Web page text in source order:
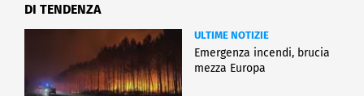
DI TENDENZA
ULTIME NOTIZIE
Emergenza incendi, brucia
mezza Europa